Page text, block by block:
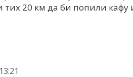
тих 20 км да би попили